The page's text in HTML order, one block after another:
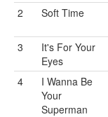
2
Soft Time
3
It's For Your
Eyes
4
I Wanna Be
Your
Superman